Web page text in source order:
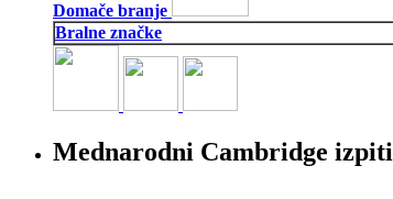
Domače branje
Bralne značke
Mednarodni Cambridge izpiti